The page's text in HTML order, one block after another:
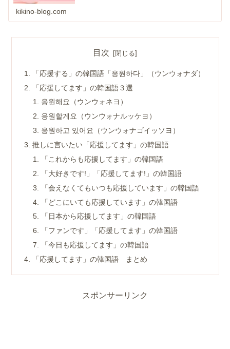
kikino-blog.com
目次
「応援する」の韓国語「응원하다」（ウンウォナダ）
「応援してます」の韓国語３選
응원해요（ウンウォネヨ）
응원할게요（ウンウォナルッケヨ）
응원하고 있어요（ウンウォナゴイッソヨ）
推しに言いたい「応援してます」の韓国語
「これからも応援してます」の韓国語
「大好きです!」「応援してます!」の韓国語
「会えなくてもいつも応援しています」の韓国語
「どこにいても応援しています」の韓国語
「日本から応援してます」の韓国語
「ファンです」「応援してます」の韓国語
「今日も応援してます」の韓国語
「応援してます」の韓国語 まとめ
スポンサーリンク